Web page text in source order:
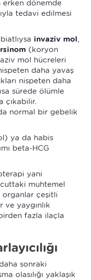
erken dönemde
tedavi edilmesi
invaziv mol,
(koryon
mol hücreleri
daha yavaş
nispeten daha
sürede ölümle
çıkabilir.
normal bir gebelik
ya da habis
beta-HCG
yani
muhtemel
organlar çeşitli
yaygınlık
fazla ilaçla
sonraki
olasılığı yaklaşık